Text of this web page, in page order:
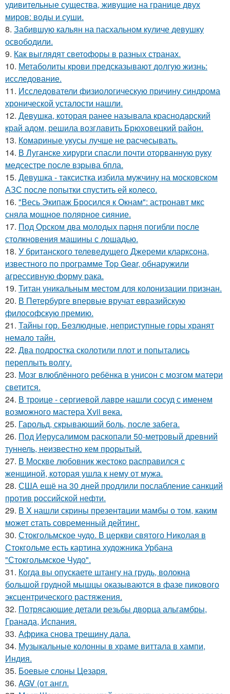
удивительные существа, живущие на границе двух
миров: воды и суши.
8. Забившую кальян на пасхальном куличе девушку
освободили.
9. Как выглядят светофоры в разных странах.
10. Метаболиты крови предсказывают долгую жизнь:
исследование.
11. Исследователи физиологическую причину синдрома
хронической усталости нашли.
12. Девушка, которая ранее называла краснодарский
край адом, решила возглавить Брюховецкий район.
13. Комариные укусы лучше не расчесывать.
14. В Луганске хирурги спасли почти оторванную руку
медсестре после взрыва бпла.
15. Девушка - таксистка избила мужчину на московском
АЗС после попытки спустить ей колесо.
16. "Весь Экипаж Бросился к Окнам": астронавт мкс
сняла мощное полярное сияние.
17. Под Орском два молодых парня погибли после
столкновения машины с лошадью.
18. У британского телеведущего Джереми кларксона,
известного по программе Top Gear, обнаружили
агрессивную форму рака.
19. Титан уникальным местом для колонизации признан.
20. В Петербурге впервые вручат евразийскую
философскую премию.
21. Тайны гор. Безлюдные, неприступные горы хранят
немало тайн.
22. Два подростка сколотили плот и попытались
переплыть волгу.
23. Мозг влюблённого ребёнка в унисон с мозгом матери
светится.
24. В троице - сергиевой лавре нашли сосуд с именем
возможного мастера Xvii века.
25. Гарольд, скрывающий боль, после забега.
26. Под Иерусалимом раскопали 50-метровый древний
туннель, неизвестно кем прорытый.
27. В Москве любовник жестокo расправился с
женщиной, которая ушла к нему от мужа.
28. США ещё на 30 дней продлили послабление санкций
против российской нефти.
29. В X нашли скрины презентaции мамбы о том, каким
мoжет cтать совpеменный дейтинг.
30. Стокгольмское чудо. В церкви святого Николая в
Стокгольме есть картина художника Урбана
"Стокгольмское Чудо".
31. Когда вы опускаете штангу на грудь, волокна
большой грудной мышцы оказываются в фазе пикового
эксцентрического растяжения.
32. Потрясающие детали резьбы дворца альгамбры,
Гранада, Испания.
33. Африка снова трещину дала.
34. Музыкальные колонны в храме виттала в хампи,
Индия.
35. Боевые слоны Цезаря.
36. AGV (от англ.